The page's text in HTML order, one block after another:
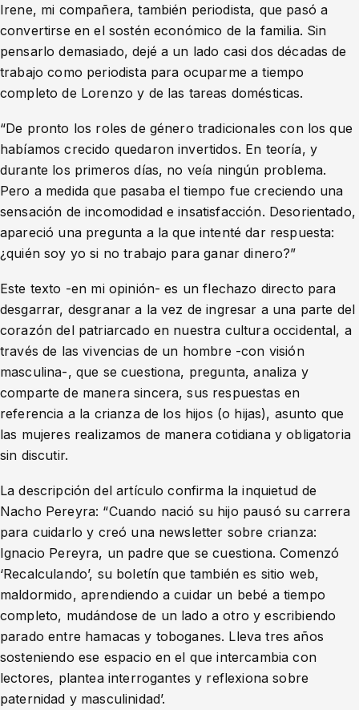
Irene, mi compañera, también periodista, que pasó a
convertirse en el sostén económico de la familia. Sin
pensarlo demasiado, dejé a un lado casi dos décadas de
trabajo como periodista para ocuparme a tiempo
completo de Lorenzo y de las tareas domésticas.
“De pronto los roles de género tradicionales con los que
habíamos crecido quedaron invertidos. En teoría, y
durante los primeros días, no veía ningún problema.
Pero a medida que pasaba el tiempo fue creciendo una
sensación de incomodidad e insatisfacción. Desorientado,
apareció una pregunta a la que intenté dar respuesta:
¿quién soy yo si no trabajo para ganar dinero?”
Este texto -en mi opinión- es un flechazo directo para
desgarrar, desgranar a la vez de ingresar a una parte del
corazón del patriarcado en nuestra cultura occidental, a
través de las vivencias de un hombre -con visión
masculina-, que se cuestiona, pregunta, analiza y
comparte de manera sincera, sus respuestas en
referencia a la crianza de los hijos (o hijas), asunto que
las mujeres realizamos de manera cotidiana y obligatoria
sin discutir.
La descripción del artículo confirma la inquietud de
Nacho Pereyra: “Cuando nació su hijo pausó su carrera
para cuidarlo y creó una newsletter sobre crianza:
Ignacio Pereyra, un padre que se cuestiona. Comenzó
‘Recalculando’, su boletín que también es sitio web,
maldormido, aprendiendo a cuidar un bebé a tiempo
completo, mudándose de un lado a otro y escribiendo
parado entre hamacas y toboganes. Lleva tres años
sosteniendo ese espacio en el que intercambia con
lectores, plantea interrogantes y reflexiona sobre
paternidad y masculinidad’.